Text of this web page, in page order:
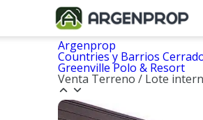
Argenprop
Countries y Barrios
Greenville Polo & Resort
Venta Terreno / Lote